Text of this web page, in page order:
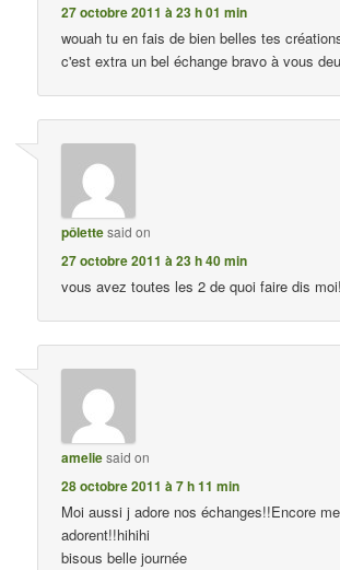
27 octobre 2011 à 23 h 01 min
wouah tu en fais de bien belles tes
c'est extra un bel échange bravo à vous
pôlettesaid on
27 octobre 2011 à 23 h 40 min
vous avez toutes les 2 de quoi faire dis
ameliesaid on
28 octobre 2011 à 7 h 11 min
Moi aussi j adore nos échanges!!Encore
adorent!!hihihi
bisous belle journée